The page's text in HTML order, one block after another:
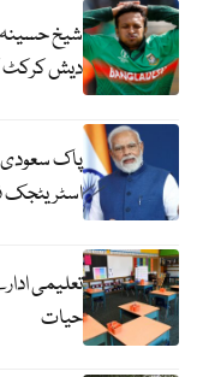
شیخ
دیش کرکٹ
پاک سعودی
اسٹریٹجک
حیات